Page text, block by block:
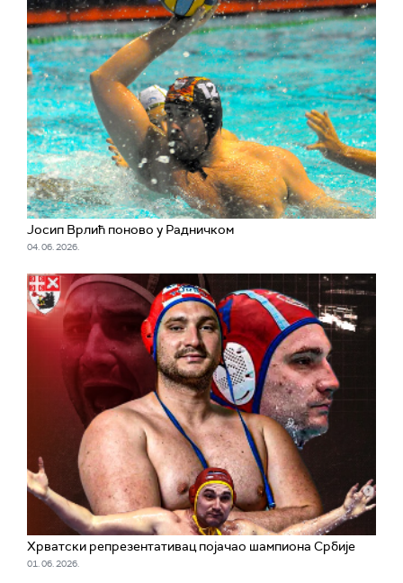
Јосип Врлић поново у Радничком
04. 06. 2026.
Хрватски репрезентативац појачао шампиона Србије
01. 06. 2026.